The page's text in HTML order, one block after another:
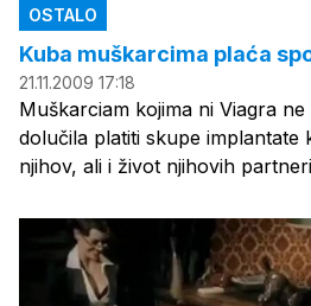
OSTALO
Kuba muškarcima plaća
21.11.2009 17:18
Muškarciam kojima ni Viagra
dolučila platiti skupe implantate
njihov, ali i život njihovih